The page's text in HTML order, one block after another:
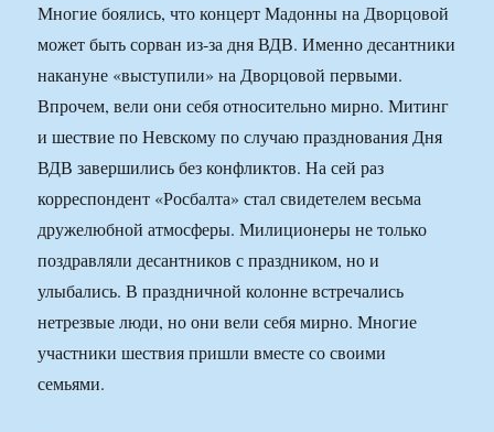
Многие боялись, что концерт Мадонны на Дворцовой
может быть сорван из-за дня ВДВ. Именно десантники
накануне «выступили» на Дворцовой первыми.
Впрочем, вели они себя относительно мирно. Митинг
и шествие по Невскому по случаю празднования Дня
ВДВ завершились без конфликтов. На сей раз
корреспондент «Росбалта» стал свидетелем весьма
дружелюбной атмосферы. Милиционеры не только
поздравляли десантников с праздником, но и
улыбались. В праздничной колонне встречались
нетрезвые люди, но они вели себя мирно. Многие
участники шествия пришли вместе со своими
семьями.